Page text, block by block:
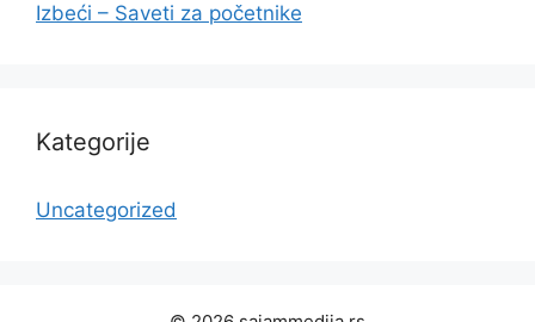
Izbeći – Saveti za početnike
Kategorije
Uncategorized